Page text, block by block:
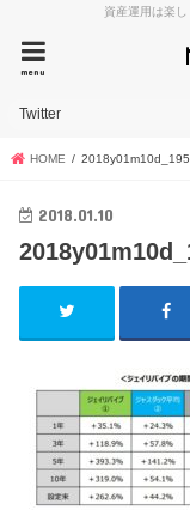
資産運用は楽
menu
Twitter
HOME
2018.01.10